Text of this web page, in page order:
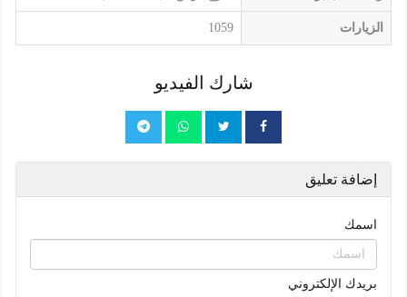
الزيارات 1059
شارك الفيديو
إضافة تعليق
اسمك
بريدك الإلكتروني